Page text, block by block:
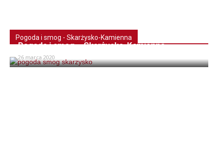
Pogoda i smog - Skarżysko-Kamienna
Pogoda i smog – Skarżysko-Kamienna
26 marca 2020